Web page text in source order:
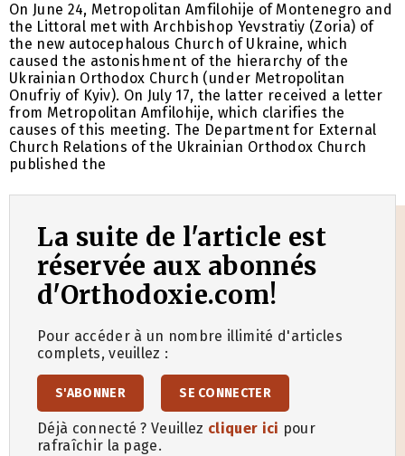
On June 24, Metropolitan Amfilohije of Montenegro and
the Littoral met with Archbishop Yevstratiy (Zoria) of
the new autocephalous Church of Ukraine, which
caused the astonishment of the hierarchy of the
Ukrainian Orthodox Church (under Metropolitan
Onufriy of Kyiv). On July 17, the latter received a letter
from Metropolitan Amfilohije, which clarifies the
causes of this meeting. The Department for External
Church Relations of the Ukrainian Orthodox Church
published the
La suite de l'article est
réservée aux abonnés
d'Orthodoxie.com!
Pour accéder à un nombre illimité d'articles
complets, veuillez :
S'ABONNER SE CONNECTER
Déjà connecté ? Veuillez cliquer ici pour
rafraîchir la page.